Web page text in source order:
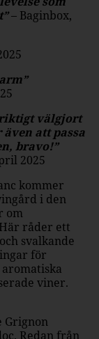
– Baginbox,
riktigt välgjort
att passa
bravo!”
2025
kommer
i den
om
råder ett
svalkande
för
viner.
Grignon
Redan från